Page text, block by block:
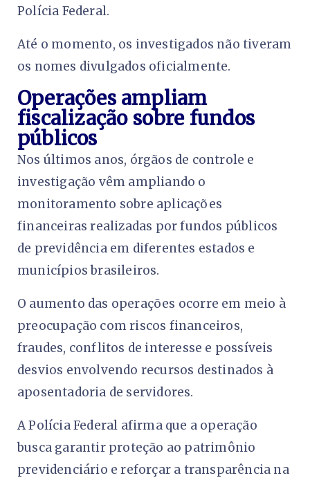
Polícia Federal.
Até o momento, os investigados não tiveram
os nomes divulgados oficialmente.
Operações ampliam
fiscalização sobre fundos
públicos
Nos últimos anos, órgãos de controle e
investigação vêm ampliando o
monitoramento sobre aplicações
financeiras realizadas por fundos públicos
de previdência em diferentes estados e
municípios brasileiros.
O aumento das operações ocorre em meio à
preocupação com riscos financeiros,
fraudes, conflitos de interesse e possíveis
desvios envolvendo recursos destinados à
aposentadoria de servidores.
A Polícia Federal afirma que a operação
busca garantir proteção ao patrimônio
previdenciário e reforçar a transparência na